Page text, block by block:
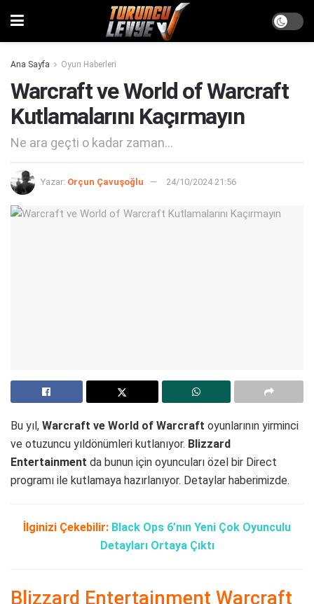
Ana Sayfa Oyun Haberleri
Warcraft ve World of Warcraft
Kutlamalarını Kaçırmayın
Ne ara geçti o kadar zaman...
Yazar: Orçun Çavuşoğlu 24/10/2024 21:56
Bu yıl, Warcraft ve World of Warcraft oyunlarının yirminci
ve otuzuncu yıldönümleri kutlanıyor. Blizzard
Entertainment da bunun için oyuncuları özel bir Direct
programı ile kutlamaya hazırlanıyor. Detaylar haberimizde.
İlginizi Çekebilir: Black Ops 6’nın Yeni Çok Oyunculu
Detayları Ortaya Çıktı
Blizzard Entertainment Warcraft